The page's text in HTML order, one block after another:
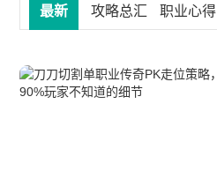
最新 攻略总汇 职业心得